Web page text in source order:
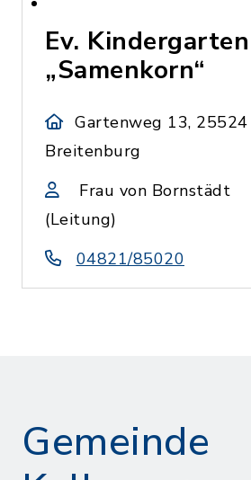
Ev. Kindergarten
„Samenkorn“
Gartenweg 13, 25524
Breitenburg
Frau von Bornstädt
(Leitung)
04821/85020
Gemeinde